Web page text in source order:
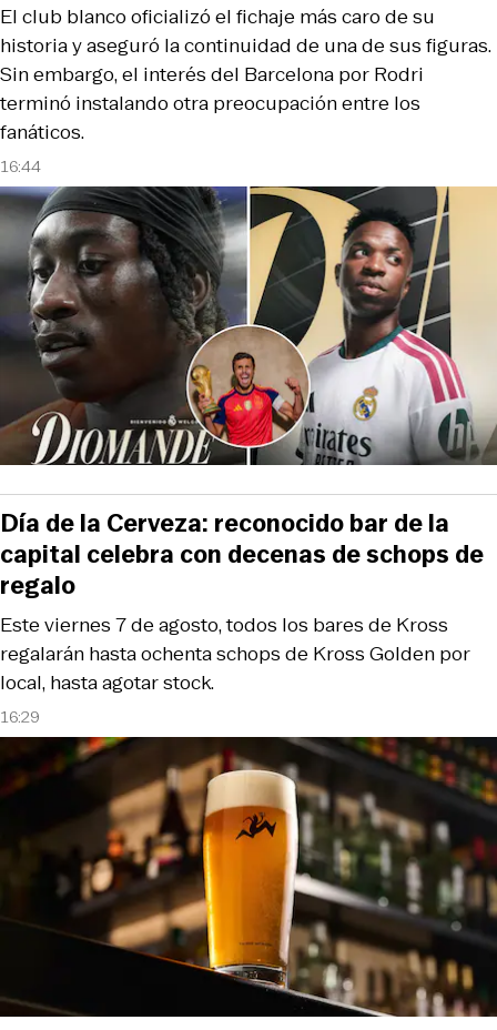
16:44
El club blanco oficializó el fichaje más caro de su
historia y aseguró la continuidad de una de sus figuras.
Sin embargo, el interés del Barcelona por Rodri
terminó instalando otra preocupación entre los
fanáticos.
16:29
Este viernes 7 de agosto, todos los bares de Kross
regalarán hasta ochenta schops de Kross Golden por
local, hasta agotar stock.
Día de la Cerveza: reconocido bar de la
capital celebra con decenas de schops de
regalo